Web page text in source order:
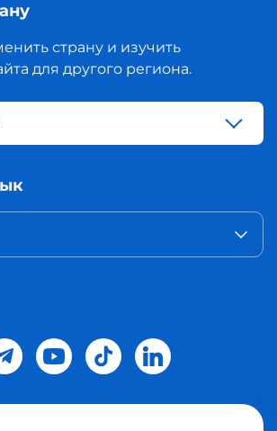
страну и изучить
для другого региона.